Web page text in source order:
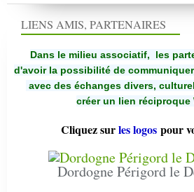
LIENS AMIS, PARTENAIRES
Dans le milieu associatif, les
d'avoir la possibilité de
avec des échanges divers,
créer un lien réciproque
Cliquez surles logos pour
Dordogne Périgord le